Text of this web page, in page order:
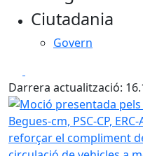
Ciutadania
Govern
Darrera actualització:
Moció presentada pels